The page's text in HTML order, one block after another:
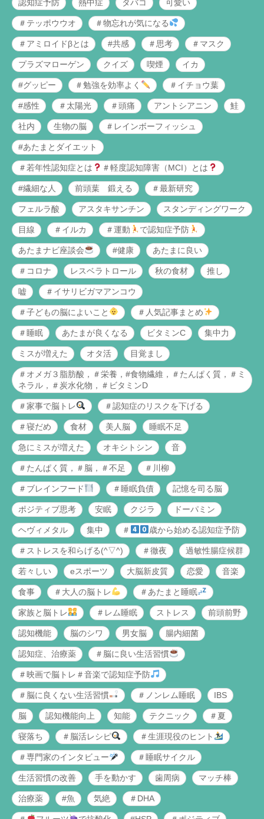
認知症予防 熱中症 タバコ 可愛い
＃テッポウウオ ＃物忘れが気になる
＃アミロイドβとは #共感 ＃思考 ＃マスク
プラズマローゲン クイズ 喫煙 イカ
#グッピー ＃勉強を効率よく ＃イチョウ葉
#感性 ＃太陽光 ＃頭痛 アントシアニン 鮭
社内 生物の脳 ＃レインボーフィッシュ
#あたまとダイエット
＃若年性認知症とは ＃軽度認知障害（MCI）とは
#繊細な人 前頭葉 鍛える ＃最新研究
フェルラ酸 アスタキサンチン スタンディングワーク
目線 ＃イルカ ＃運動 で認知症予防
あたまナビ座談会 #健康 あたまに良い
＃コロナ レスベラトロール 秋の食材 推し
嘘 ＃イサリビガマアンコウ
＃子どもの脳によいこと ＃人気記事まとめ
＃睡眠 あたまが良くなる ビタミンC 集中力
ミスが増えた オタ活 目覚まし
＃オメガ３脂肪酸，＃栄養，#食物繊維，＃たんぱく質，＃ミ
ネラル，＃炭水化物，＃ビタミンD
＃家事で脳トレ ＃認知症のリスクを下げる
＃寝だめ 食材 美人脳 睡眠不足
急にミスが増えた オキシトシン 音
＃たんぱく質，＃脳，＃不足 ＃川柳
＃ブレインフード ＃睡眠負債 記憶を司る脳
ポジティブ思考 安眠 クジラ ドーパミン
ヘヴィメタル 集中 ＃ 歳から始める認知症予防
＃ストレスを和らげる(^▽^) ＃徹夜 過敏性腸症候群
若々しい eスポーツ 大脳新皮質 恋愛 音楽
食事 ＃大人の脳トレ ＃あたまと睡眠
家族と脳トレ ＃レム睡眠 ストレス 前頭前野
認知機能 脳のシワ 男女脳 腸内細菌
認知症、治療薬 ＃脳に良い生活習慣
＃映画で脳トレ＃音楽で認知症予防
＃脳に良くない生活習慣 ＃ノンレム睡眠 IBS
脳 認知機能向上 知能 テクニック ＃夏
寝落ち ＃脳活レシピ ＃生涯現役のヒント
＃専門家のインタビュー ＃睡眠サイクル
生活習慣の改善 手を動かす 歯周病 マッチ棒
治療薬 #魚 気絶 ＃DHA